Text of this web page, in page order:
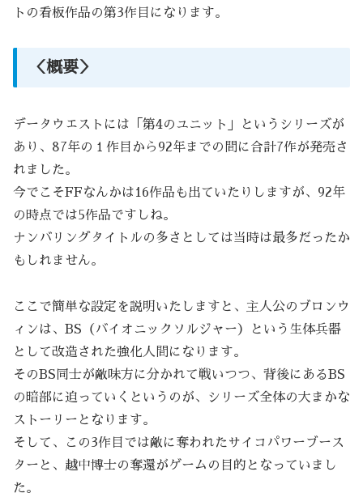
トの看板作品の第3作目になります。
＜概要＞
データウエストには「第4のユニット」というシリーズが
あり、87年の１作目から92年までの間に合計7作が発売さ
れました。
今でこそFFなんかは16作品も出ていたりしますが、92年
の時点では5作品ですしね。
ナンバリングタイトルの多さとしては当時は最多だったか
もしれません。
ここで簡単な設定を説明いたしますと、主人公のブロンウ
ィンは、BS（バイオニックソルジャー）という生体兵器
として改造された強化人間になります。
そのBS同士が敵味方に分かれて戦いつつ、背後にあるBS
の暗部に迫っていくというのが、シリーズ全体の大まかな
ストーリーとなります。
そして、この3作目では敵に奪われたサイコパワーブース
ターと、越中博士の奪還がゲームの目的となっていまし
た。